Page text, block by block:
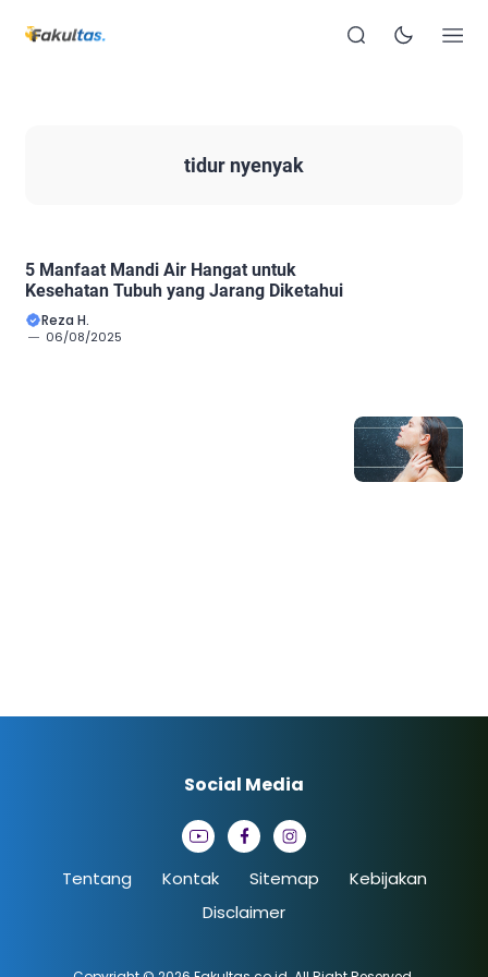
tidur nyenyak
5 Manfaat Mandi Air Hangat untuk
Kesehatan Tubuh yang Jarang Diketahui
Reza H.
06/08/2025
Tentang Kontak Sitemap
Kebijakan
Disclaimer
Social Media